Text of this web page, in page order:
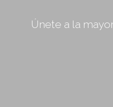
Únete a la